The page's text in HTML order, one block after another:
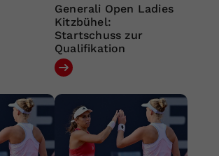
Generali Open Ladies
Kitzbühel:
Startschuss zur
Qualifikation